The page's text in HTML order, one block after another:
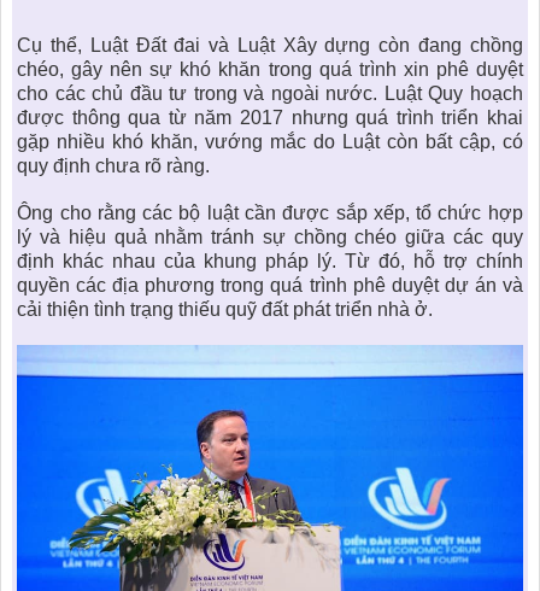
Cụ thể, Luật Đất đai và Luật Xây dựng còn đang chồng
chéo, gây nên sự khó khăn trong quá trình xin phê duyệt
cho các chủ đầu tư trong và ngoài nước. Luật Quy hoạch
được thông qua từ năm 2017 nhưng quá trình triển khai
gặp nhiều khó khăn, vướng mắc do Luật còn bất cập, có
quy định chưa rõ ràng.
Ông cho rằng các bộ luật cần được sắp xếp, tổ chức hợp
lý và hiệu quả nhằm tránh sự chồng chéo giữa các quy
định khác nhau của khung pháp lý. Từ đó, hỗ trợ chính
quyền các địa phương trong quá trình phê duyệt dự án và
cải thiện tình trạng thiếu quỹ đất phát triển nhà ở.